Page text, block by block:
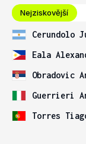
Nejziskovější
Cerundolo
Eala
Obradovic
Guerrieri
Torres